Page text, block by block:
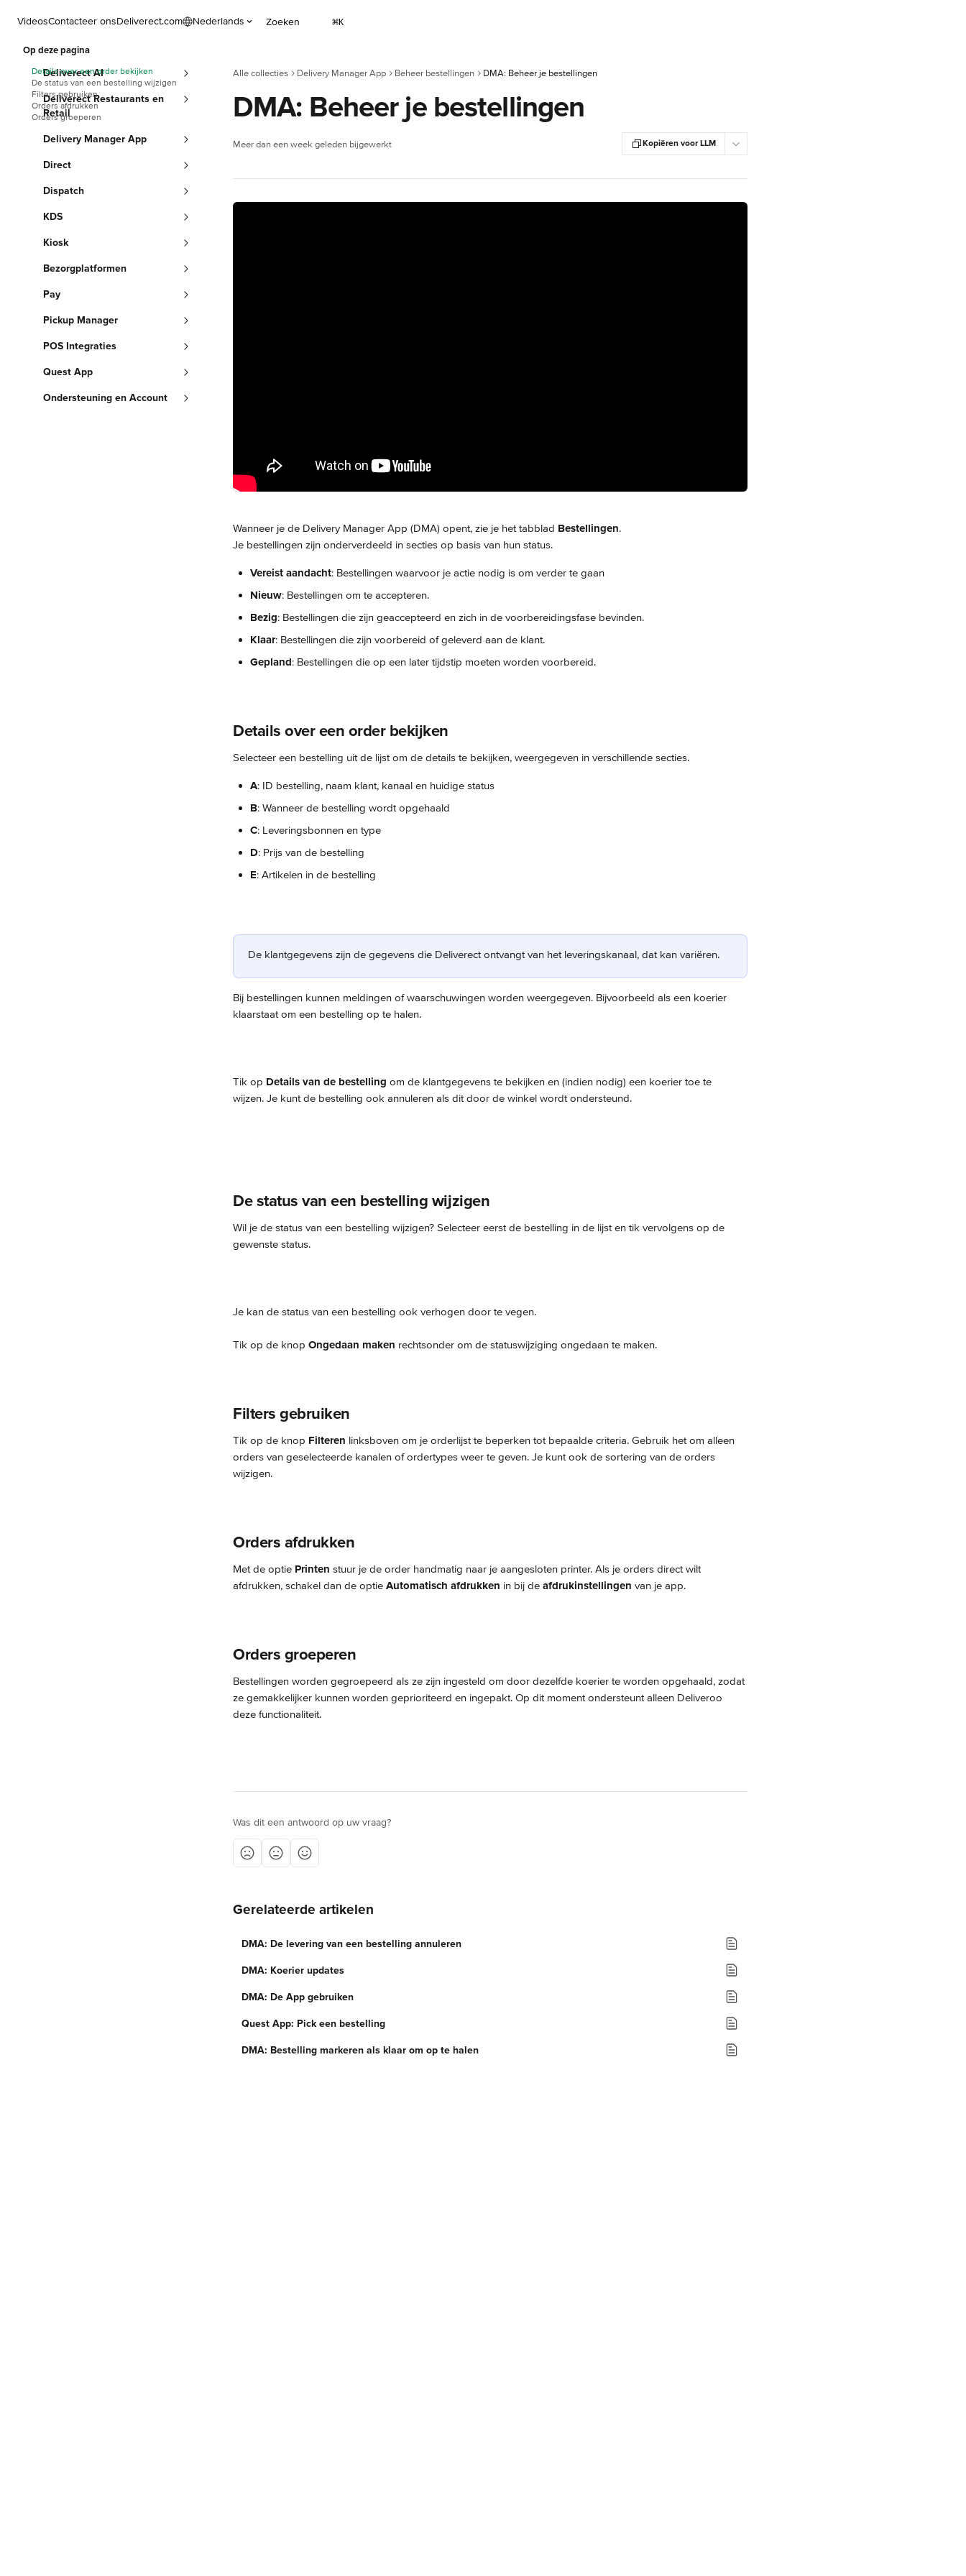
VideosContacteer onsDeliverect.com Nederlands Zoeken ⌘K
Deliverect AI
Deliverect Restaurants en
Retail
Delivery Manager App
Direct
Dispatch
KDS
Kiosk
Bezorgplatformen
Pay
Pickup Manager
POS Integraties
Quest App
Ondersteuning en Account
Alle collecties Delivery Manager App Beheer bestellingen DMA: Beheer je bestellingen
DMA: Beheer je bestellingen
Meer dan een week geleden bijgewerkt Kopiëren voor LLM
Wanneer je de Delivery Manager App (DMA) opent, zie je het tabblad Bestellingen.
Je bestellingen zijn onderverdeeld in secties op basis van hun status.
Vereist aandacht: Bestellingen waarvoor je actie nodig is om verder te gaan
Nieuw: Bestellingen om te accepteren.
Bezig: Bestellingen die zijn geaccepteerd en zich in de voorbereidingsfase bevinden.
Klaar: Bestellingen die zijn voorbereid of geleverd aan de klant.
Gepland: Bestellingen die op een later tijdstip moeten worden voorbereid.
Details over een order bekijken
Selecteer een bestelling uit de lijst om de details te bekijken, weergegeven in verschillende secties.
A: ID bestelling, naam klant, kanaal en huidige status
B: Wanneer de bestelling wordt opgehaald
C: Leveringsbonnen en type
D: Prijs van de bestelling
E: Artikelen in de bestelling
De klantgegevens zijn de gegevens die Deliverect ontvangt van het leveringskanaal, dat kan variëren.
Bij bestellingen kunnen meldingen of waarschuwingen worden weergegeven. Bijvoorbeeld als een koerier
klaarstaat om een bestelling op te halen.
Tik op Details van de bestelling om de klantgegevens te bekijken en (indien nodig) een koerier toe te
wijzen. Je kunt de bestelling ook annuleren als dit door de winkel wordt ondersteund.
De status van een bestelling wijzigen
Wil je de status van een bestelling wijzigen? Selecteer eerst de bestelling in de lijst en tik vervolgens op de
gewenste status.
Je kan de status van een bestelling ook verhogen door te vegen.
Tik op de knop Ongedaan maken rechtsonder om de statuswijziging ongedaan te maken.
Filters gebruiken
Tik op de knop Filteren linksboven om je orderlijst te beperken tot bepaalde criteria. Gebruik het om alleen
orders van geselecteerde kanalen of ordertypes weer te geven. Je kunt ook de sortering van de orders
wijzigen.
Orders afdrukken
Met de optie Printen stuur je de order handmatig naar je aangesloten printer. Als je orders direct wilt
afdrukken, schakel dan de optie Automatisch afdrukken in bij de afdrukinstellingen van je app.
Orders groeperen
Bestellingen worden gegroepeerd als ze zijn ingesteld om door dezelfde koerier te worden opgehaald, zodat
ze gemakkelijker kunnen worden geprioriteerd en ingepakt. Op dit moment ondersteunt alleen Deliveroo
deze functionaliteit.
Was dit een antwoord op uw vraag?
Gerelateerde artikelen
DMA: De levering van een bestelling annuleren
DMA: Koerier updates
DMA: De App gebruiken
Quest App: Pick een bestelling
DMA: Bestelling markeren als klaar om op te halen
Op deze pagina
Details over een order bekijken
De status van een bestelling wijzigen
Filters gebruiken
Orders afdrukken
Orders groeperen